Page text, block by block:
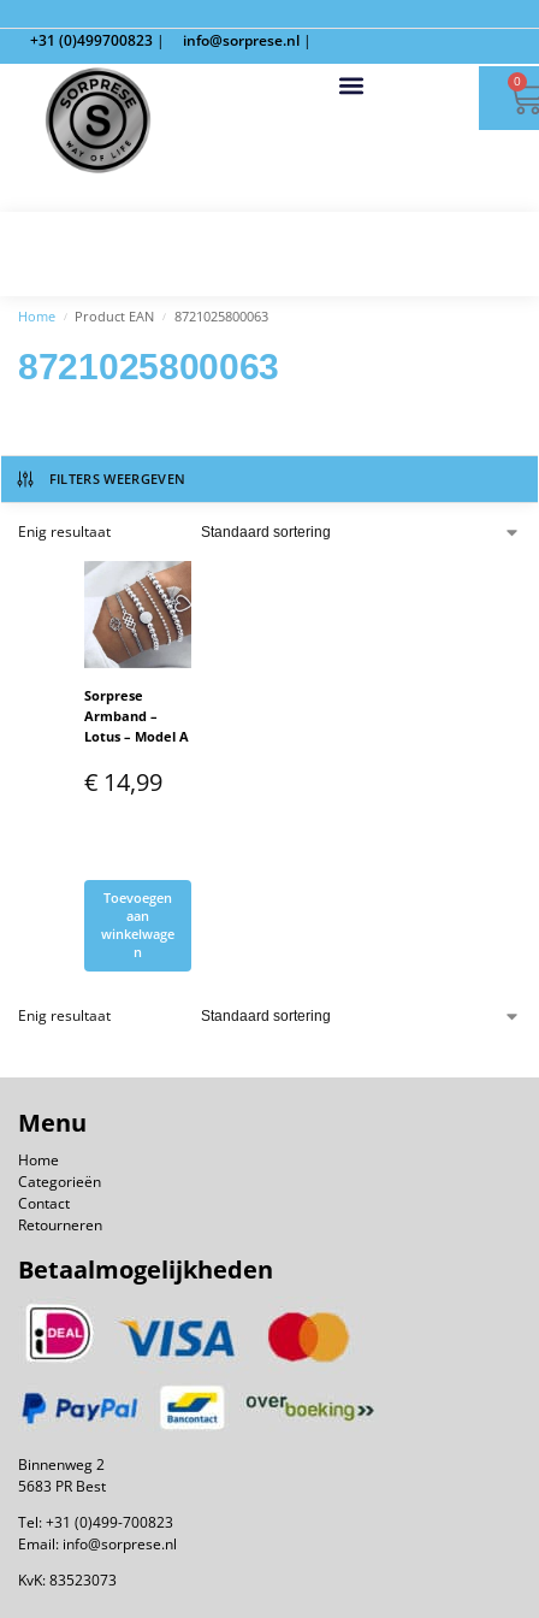
+31 (0)499700823 | info@sorprese.nl |
0
Home / Product EAN / 8721025800063
8721025800063
FILTERS WEERGEVEN
Enig resultaat
Sorprese
Armband –
Lotus – Model A
€ 14,99
Toevoegen
aan
winkelwage
n
Enig resultaat
Menu
Home
Categorieën
Contact
Retourneren
Betaalmogelijkheden
Binnenweg 2
5683 PR Best
Tel:+31 (0)499-700823
Email: info@sorprese.nl
KvK: 83523073